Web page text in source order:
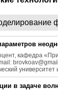
кафедра
в задаче